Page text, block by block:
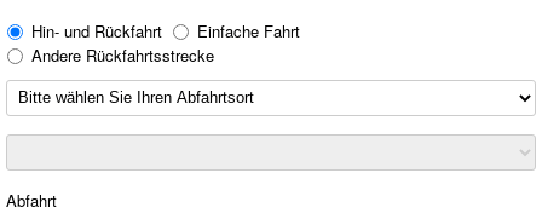
Hin- und Rückfahrt
Einfache Fahrt
Andere Rückfahrtsstrecke
Abfahrt